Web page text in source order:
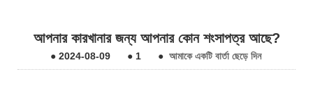
আপনার কারখানার জন্য আপনার কোন শংসাপত্র আছে?
●2024-08-09 ● 1 ● আমাকে একটি বার্তা ছেড়ে দিন